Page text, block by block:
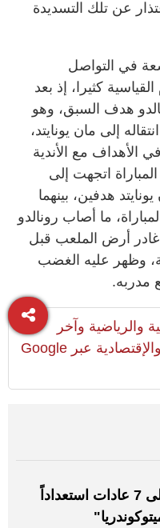
عن تلك التسديدة
في التواصل
كثيرا، إذ بعد
هدف السبق، وهو
إلى مان يونايتد،
الأهداف مع الأندية
اتجهت إلى
هدفين، بينهما
ما أصاب رونالدو
غادر أرض الملعب قبل
وظهر عليه الغضب
مدربه.
والرياضية وآخر
المستجدات السياسية والإقتصادية عبر Google
رونالدو أنفق مليون دولار على 7 عادات استعداداً